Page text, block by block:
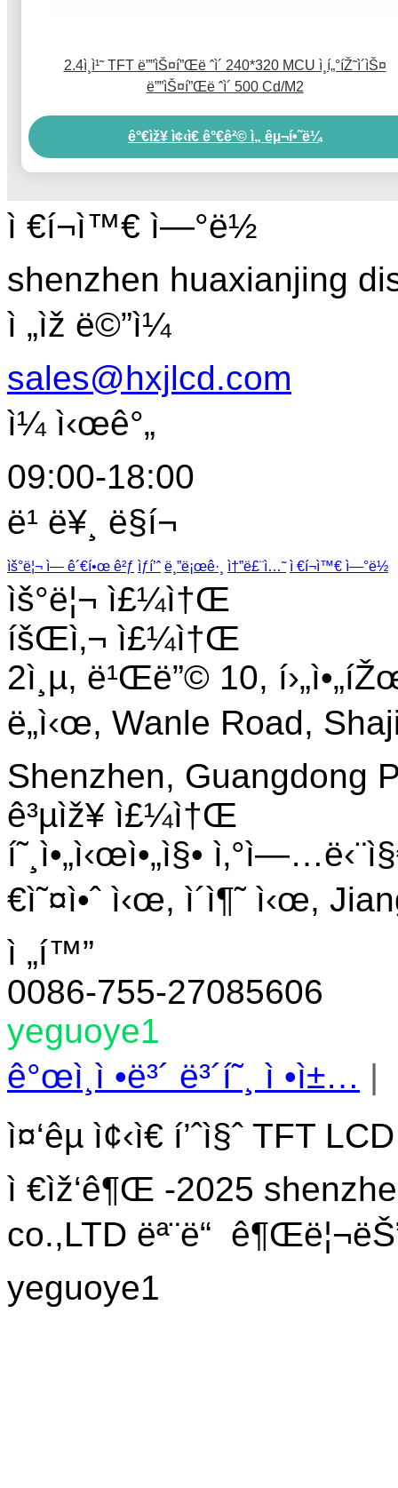
2.4ì¸ì¹˜ TFT ë””ìŠ¤í”Œë ˆì´ 240*320 MCU ì¸í„°íŽ˜ì´ìŠ¤
ë””ìŠ¤í”Œë ˆì´ 500 Cd/M2
ê°€ìž¥ ì¢‹ì€ ê°€ê²© ì„ êµ¬í•˜ë¼
ì €í¬ì™€ ì—°ë½
shenzhen huaxianjing
ì „ìž ë©”ì¼
sales@hxjlcd.com
ì¼ ì‹œê°„
09:00-18:00
ë¹ ë¥¸ ë§í¬
ìš°ë¦¬ ì— ê´€í•œ ê²ƒ ìƒí’ˆ ë¸”ë¡œê·¸ ì†”ë£¨ì…˜ ì €í¬ì™€ ì—°ë½
ìš°ë¦¬ ì£¼ì†Œ
íšŒì‚¬ ì£¼ì†Œ
2ì¸µ, ë¹Œë”© 10,
ë„ì‹œ, Wanle Road,
Shenzhen, Guangdong
ê³µìž¥ ì£¼ì†Œ
í˜¸ì•„ì‹œì•„ì§•
€ì˜¤ì•ˆ ì‹œ, ì´ì¶˜ ì‹œ,
ì „í™”
0086-755-27085606
yeguoye1
ê°œì¸ì •ë³´ ë³´í˜¸ ì •ì±… |
ì¤‘êµ­ ì¢‹ì€ í’ˆì§ˆ TFT
ì €ìž‘ê¶Œ -2025
co.,LTD ëª¨ë“ ê¶Œë¦¬ëŠ”
yeguoye1